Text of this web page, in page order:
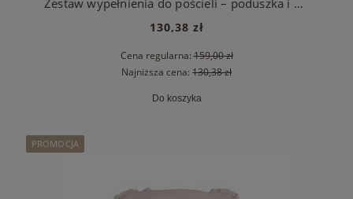
Zestaw wypełnienia do pościeli – poduszka i kołderka 40x60, 100x135
130,38 zł
Cena regularna:159,00 zł
Najniższa cena: 130,38 zł
Do koszyka
PROMOCJA